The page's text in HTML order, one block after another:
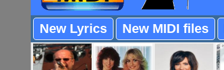
New Lyrics New MIDI files